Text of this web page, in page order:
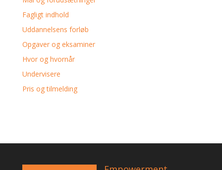
Fagligt indhold
Uddannelsens forløb
Opgaver og eksaminer
Hvor og hvornår
Undervisere
Pris og tilmelding